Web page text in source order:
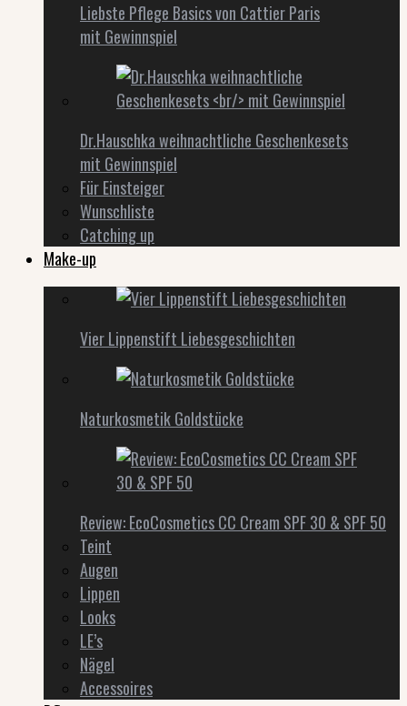
Liebste Pflege Basics von Cattier Paris
mit Gewinnspiel
Dr.Hauschka weihnachtliche Geschenkesets
mit Gewinnspiel
Für Einsteiger
Wunschliste
Catching up
Make-up
Vier Lippenstift Liebesgeschichten
Naturkosmetik Goldstücke
Review: EcoCosmetics CC Cream SPF 30 & SPF 50
Teint
Augen
Lippen
Looks
LE’s
Nägel
Accessoires